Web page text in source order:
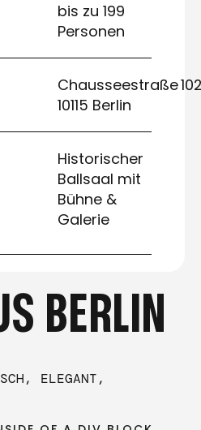
bis zu 199
Personen
Chausseestraße
10115 Berlin
Historischer
Ballsaal mit
Bühne &
Galerie
BERLIN
ELEGANT,